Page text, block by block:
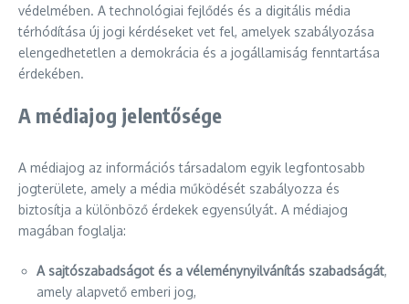
védelmében. A technológiai fejlődés és a digitális média
térhódítása új jogi kérdéseket vet fel, amelyek szabályozása
elengedhetetlen a demokrácia és a jogállamiság fenntartása
érdekében.
A médiajog jelentősége
A médiajog az információs társadalom egyik legfontosabb
jogterülete, amely a média működését szabályozza és
biztosítja a különböző érdekek egyensúlyát. A médiajog
magában foglalja:
A sajtószabadságot és a véleménynyilvánítás szabadságát,
amely alapvető emberi jog,